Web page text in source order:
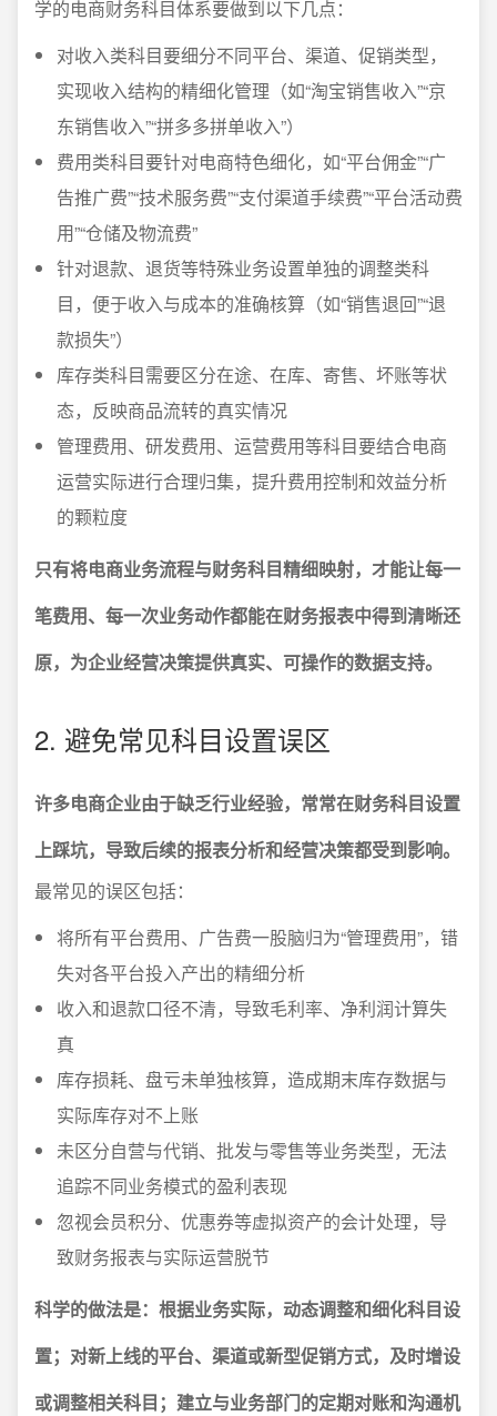
学的电商财务科目体系要做到以下几点：
对收入类科目要细分不同平台、渠道、促销类型，
实现收入结构的精细化管理（如“淘宝销售收入”“京
东销售收入”“拼多多拼单收入”）
费用类科目要针对电商特色细化，如“平台佣金”“广
告推广费”“技术服务费”“支付渠道手续费”“平台活动费
用”“仓储及物流费”
针对退款、退货等特殊业务设置单独的调整类科
目，便于收入与成本的准确核算（如“销售退回”“退
款损失”）
库存类科目需要区分在途、在库、寄售、坏账等状
态，反映商品流转的真实情况
管理费用、研发费用、运营费用等科目要结合电商
运营实际进行合理归集，提升费用控制和效益分析
的颗粒度
只有将电商业务流程与财务科目精细映射，才能让每一
笔费用、每一次业务动作都能在财务报表中得到清晰还
原，为企业经营决策提供真实、可操作的数据支持。
2. 避免常见科目设置误区
许多电商企业由于缺乏行业经验，常常在财务科目设置
上踩坑，导致后续的报表分析和经营决策都受到影响。
最常见的误区包括：
将所有平台费用、广告费一股脑归为“管理费用”，错
失对各平台投入产出的精细分析
收入和退款口径不清，导致毛利率、净利润计算失
真
库存损耗、盘亏未单独核算，造成期末库存数据与
实际库存对不上账
未区分自营与代销、批发与零售等业务类型，无法
追踪不同业务模式的盈利表现
忽视会员积分、优惠券等虚拟资产的会计处理，导
致财务报表与实际运营脱节
科学的做法是：根据业务实际，动态调整和细化科目设
置；对新上线的平台、渠道或新型促销方式，及时增设
或调整相关科目；建立与业务部门的定期对账和沟通机